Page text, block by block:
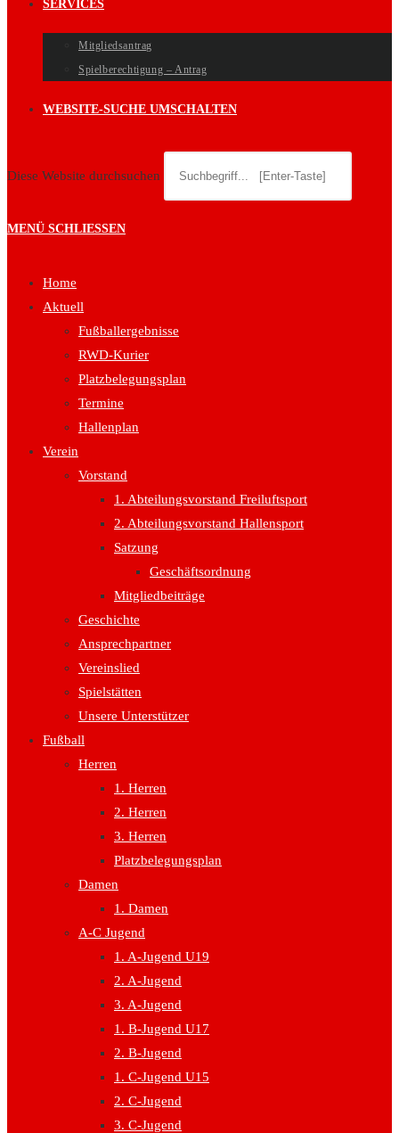
SERVICES
Mitgliedsantrag
Spielberechtigung – Antrag
WEBSITE-SUCHE UMSCHALTEN
Diese Website durchsuchen
MENÜ SCHLIESSEN
Home
Aktuell
Fußballergebnisse
RWD-Kurier
Platzbelegungsplan
Termine
Hallenplan
Verein
Vorstand
1. Abteilungsvorstand Freiluftsport
2. Abteilungsvorstand Hallensport
Satzung
Geschäftsordnung
Mitgliedbeiträge
Geschichte
Ansprechpartner
Vereinslied
Spielstätten
Unsere Unterstützer
Fußball
Herren
1. Herren
2. Herren
3. Herren
Platzbelegungsplan
Damen
1. Damen
A-C Jugend
1. A-Jugend U19
2. A-Jugend
3. A-Jugend
1. B-Jugend U17
2. B-Jugend
1. C-Jugend U15
2. C-Jugend
3. C-Jugend